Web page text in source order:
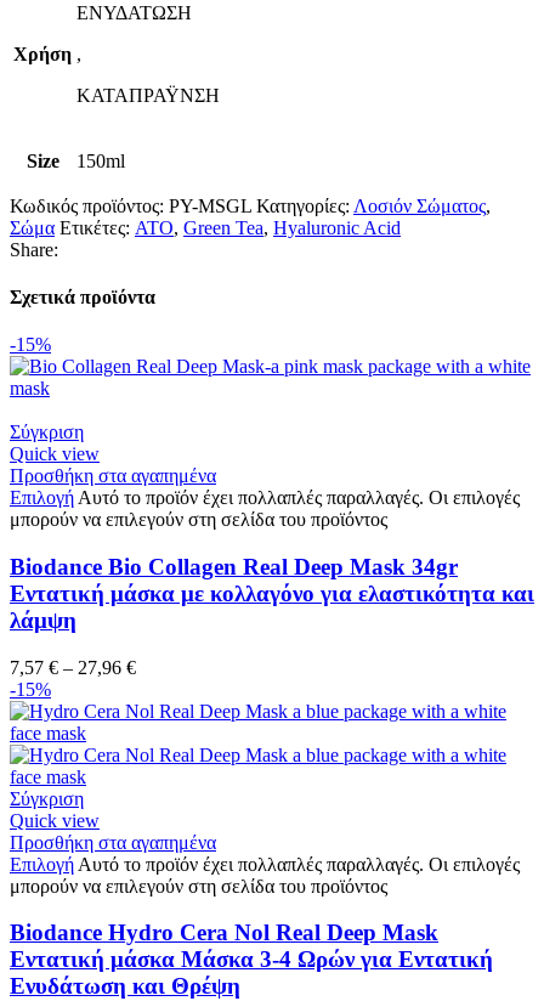
Χρήση
ΕΝΥΔΑΤΩΣΗ
,
ΚΑΤΑΠΡΑΫΝΣΗ
Size 150ml
Κωδικός προϊόντος: PY-MSGL Κατηγορίες: Λοσιόν Σώματος,
Σώμα Ετικέτες: ATO, Green Tea, Hyaluronic Acid
Share:
Σχετικά προϊόντα
-15%
Σύγκριση
Quick view
Προσθήκη στα αγαπημένα
Επιλογή Αυτό το προϊόν έχει πολλαπλές παραλλαγές. Οι επιλογές
μπορούν να επιλεγούν στη σελίδα του προϊόντος
Biodance Bio Collagen Real Deep Mask 34gr
Εντατική μάσκα με κολλαγόνο για ελαστικότητα και
λάμψη
7,57 € – 27,96 €
-15%
Σύγκριση
Quick view
Προσθήκη στα αγαπημένα
Επιλογή Αυτό το προϊόν έχει πολλαπλές παραλλαγές. Οι επιλογές
μπορούν να επιλεγούν στη σελίδα του προϊόντος
Biodance Hydro Cera Nol Real Deep Mask
Εντατική μάσκα Μάσκα 3-4 Ωρών για Εντατική
Ενυδάτωση και Θρέψη